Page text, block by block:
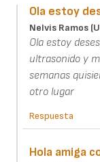
Ola estoy
Nelvis Ramos
Ola estoy
ultrasonido y
semanas
otro lugar
Respuesta
Hola amiga